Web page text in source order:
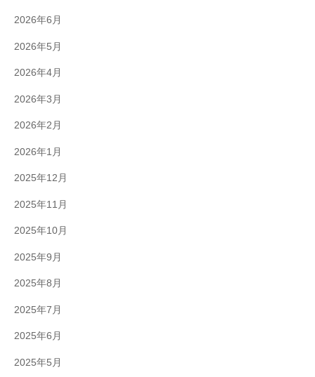
2026年6月
2026年5月
2026年4月
2026年3月
2026年2月
2026年1月
2025年12月
2025年11月
2025年10月
2025年9月
2025年8月
2025年7月
2025年6月
2025年5月